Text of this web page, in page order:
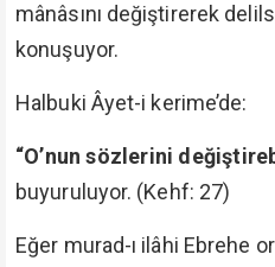
mânâsını değiştirerek
konuşuyor.
Halbuki Âyet-i kerime’de:
“O’nun sözlerini
buyuruluyor. (Kehf: 27)
Eğer murad-ı ilâhi Ebrehe